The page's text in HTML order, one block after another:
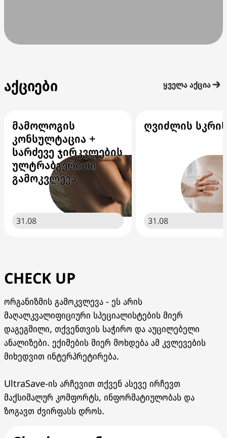
აქციები ყველა აქცია
მამოლოგის
კონსულტაცია +
სარძევე ჯირკვლების
ულტრაბგერითი
გამოკვლევა
31.08
ღვიძლის
31.08
CHECK UP
ორგანიზმის გამოკვლევა - ეს არის
მაღალკვალიფიციური სპეციალისტების მიერ
დაგეგმილი, თქვენთვის საჭირო და აუცილებელი
ანალიზები. ექიმების მიერ მოხდება ამ კვლევების
მიხედვით ინტერპრეტირება.
UltraSave-ის არჩევით თქვენ ასევე ირჩევთ
მაქსიმალურ კომფორტს, ინფორმატიულობას და
ზოგავთ ძვირფასს დროს.